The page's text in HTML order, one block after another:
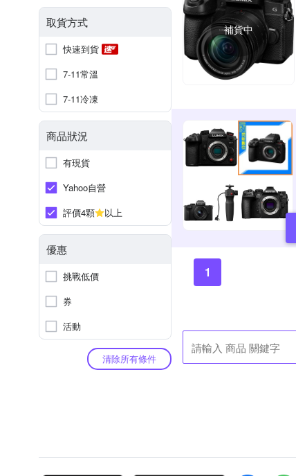
取貨方式
快速到貨
7-11常溫
7-11冷凍
商品狀況
有現貨
Yahoo自營
評價4顆
以上
優惠
挑戰低價
券
活動
清除所有條件
補貨中
1